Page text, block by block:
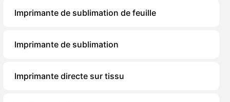
Imprimante de sublimation de feuille
Imprimante de sublimation
Imprimante directe sur tissu